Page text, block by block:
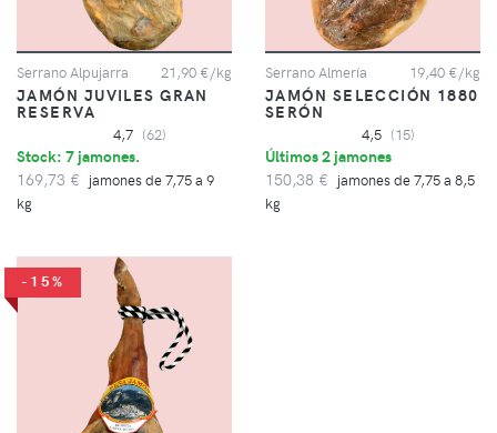
Serrano Alpujarra 21,90 €/kg
JAMÓN JUVILES GRAN
RESERVA
4,7 (62)
Stock: 7 jamones.
169,73 € jamones de 7,75 a 9
kg
Serrano Almería 19,40 €/kg
JAMÓN SELECCIÓN 1880
SERÓN
4,5 (15)
Últimos 2 jamones
150,38 € jamones de 7,75 a 8,5
kg
-15%